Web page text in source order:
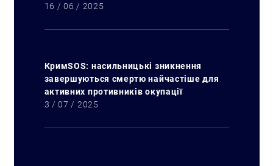
16 / 06 / 2025
КримSOS: насильницькі зникнення
завершуються смертю найчастіше для
активних противників окупації
3 / 07 / 2025